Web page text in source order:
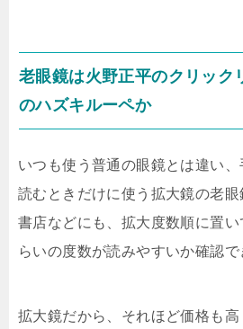
老眼鏡は火野正平のクリック
のハズキルーペか
いつも使う普通の眼鏡とは違い
読むときだけに使う拡大鏡の老眼
書店などにも、拡大度数順に置い
らいの度数が読みやすいか確認で
拡大鏡だから、それほど価格も高